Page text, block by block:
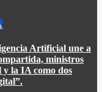
Artificial une a
ministros
la IA como dos